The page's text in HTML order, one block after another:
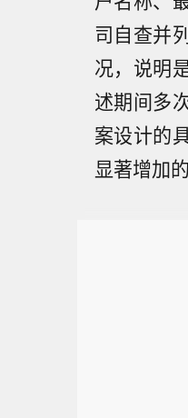
司自查并
况，说明
述期间多
案设计的
显著增加